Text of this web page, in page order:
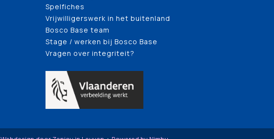
Spelfiches
Vrijwilligerswerk in het buitenland
Bosco Base team
Stage / werken bij Bosco Base
Vragen over integriteit?